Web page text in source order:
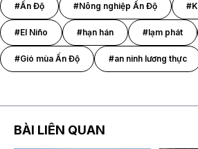
#Ấn Độ #Nông nghiệp Ấn Độ
#El Niño #hạn hán #lạm phát
#Gió mùa Ấn Độ #an ninh lương thực
BÀI LIÊN QUAN